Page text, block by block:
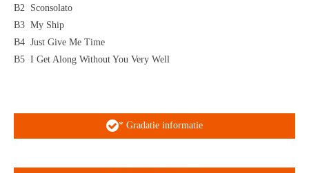
B2 Sconsolato
B3 My Ship
B4 Just Give Me Time
B5 I Get Along Without You Very Well
* Gradatie informatie